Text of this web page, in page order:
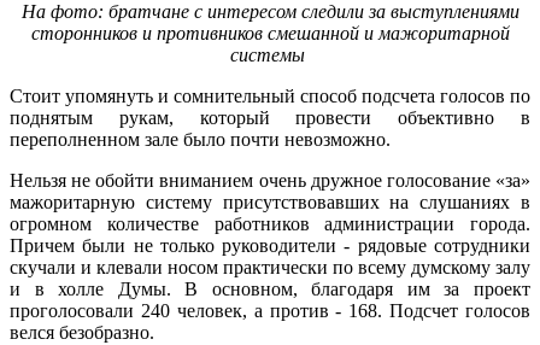
На фото: братчане с интересом следили за выступлениями
сторонников и противников смешанной и мажоритарной
системы
Стоит упомянуть и сомнительный способ подсчета голосов по
поднятым рукам, который провести объективно в
переполненном зале было почти невозможно.
Нельзя не обойти вниманием очень дружное голосование «за»
мажоритарную систему присутствовавших на слушаниях в
огромном количестве работников администрации города.
Причем были не только руководители - рядовые сотрудники
скучали и клевали носом практически по всему думскому залу
и в холле Думы. В основном, благодаря им за проект
проголосовали 240 человек, а против - 168. Подсчет голосов
велся безобразно.